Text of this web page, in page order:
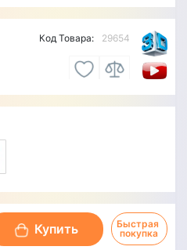
Код Товара: 29654
Купить
Быстрая
покупка